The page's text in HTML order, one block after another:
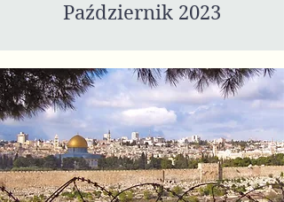
Październik 2023